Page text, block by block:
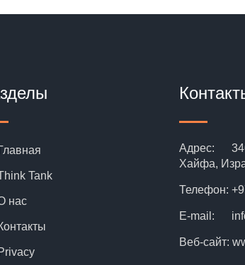
Tank
нас
Адрес:
Хайфа,
Телефон:
E-mail:
Веб-сайт: